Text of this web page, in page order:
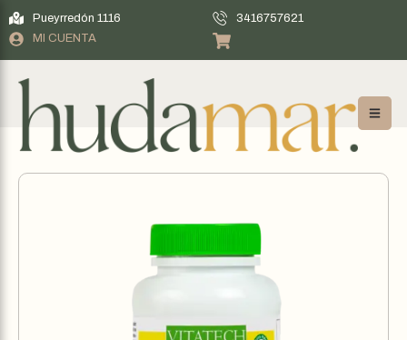
Pueyrredón 1116
3416757621
MI CUENTA